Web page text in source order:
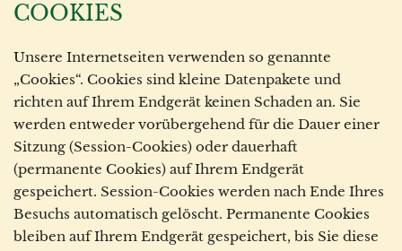
COOKIES
Unsere Internetseiten verwenden so genannte
„Cookies“. Cookies sind kleine Datenpakete und
richten auf Ihrem Endgerät keinen Schaden an. Sie
werden entweder vorübergehend für die Dauer einer
Sitzung (Session-Cookies) oder dauerhaft
(permanente Cookies) auf Ihrem Endgerät
gespeichert. Session-Cookies werden nach Ende Ihres
Besuchs automatisch gelöscht. Permanente Cookies
bleiben auf Ihrem Endgerät gespeichert, bis Sie diese